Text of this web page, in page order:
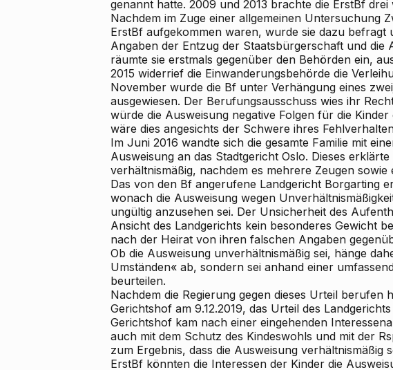
genannt hatte. 2009 und 2013 brachte die ErstBf
Nachdem im Zuge einer allgemeinen Untersuchung
ErstBf aufgekommen waren, wurde sie dazu
Angaben der Entzug der Staatsbürgerschaft und die
räumte sie erstmals gegenüber den Behörden ein,
2015 widerrief die Einwanderungsbehörde die
November wurde die Bf unter Verhängung eines
ausgewiesen. Der Berufungsausschuss wies ihr
würde die Ausweisung negative Folgen für die
wäre dies angesichts der Schwere ihres
Im Juni 2016 wandte sich die gesamte Familie mit
Ausweisung an das Stadtgericht Oslo. Dieses
verhältnismäßig, nachdem es mehrere Zeugen
Das von den Bf angerufene Landgericht Borgarting
wonach die Ausweisung wegen
ungültig anzusehen sei. Der Unsicherheit des
Ansicht des Landgerichts kein besonderes Gewicht
nach der Heirat von ihren falschen Angaben
Ob die Ausweisung unverhältnismäßig sei, hänge
Umständen« ab, sondern sei anhand einer
beurteilen.
Nachdem die Regierung gegen dieses Urteil berufen
Gerichtshof am 9.12.2019, das Urteil des
Gerichtshof kam nach einer eingehenden
auch mit dem Schutz des Kindeswohls und mit der
zum Ergebnis, dass die Ausweisung verhältnismäßig
ErstBf könnten die Interessen der Kinder die